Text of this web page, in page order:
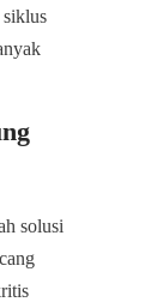
siklus
solusi